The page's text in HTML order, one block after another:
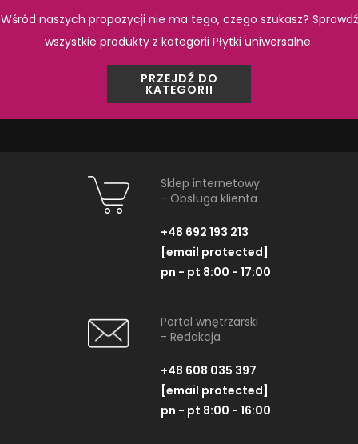
PRODUKTY Z KOLEKCJI
Wśród naszych propozycji nie ma tego, czego szukasz? Sprawdź
wszystkie produkty z kategorii Płytki uniwersalne.
PRZEJDŹ DO
KATEGORII
Sklep internetowy
- Obsługa klienta
+48 692 193 213
[email protected]
pn - pt 8:00 - 17:00
Portal wnętrzarski
- Redakcja
+48 608 035 397
[email protected]
pn - pt 8:00 - 16:00